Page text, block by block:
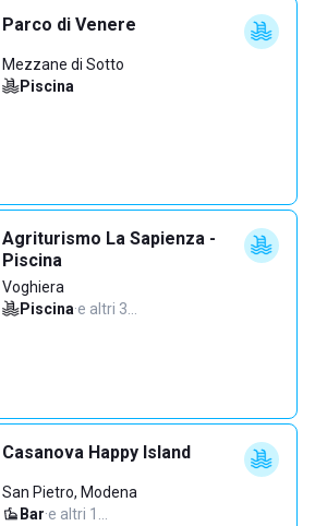
Parco di Venere
Mezzane di Sotto
Piscina
Agriturismo La Sapienza -
Piscina
Voghiera
Piscina·e altri 3…
Casanova Happy Island
San Pietro, Modena
Bar·e altri 1…